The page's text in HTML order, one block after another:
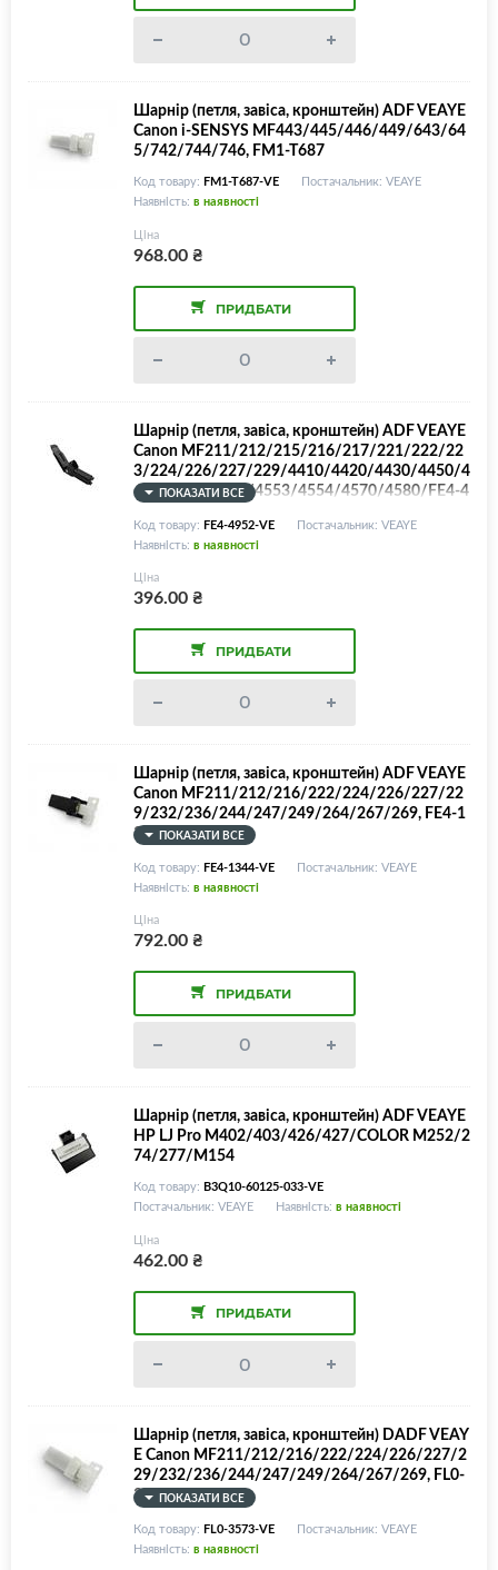
Шарнір (петля, завіса, кронштейн) ADF VEAYE
Canon i-SENSYS MF443/445/446/449/643/64
5/742/744/746, FM1-T687
Код товару: FM1-T687-VE
Постачальник: VEAYE
Наявність: в наявності
Ціна
968.00₴
ПРИДБАТИ
Шарнір (петля, завіса, кронштейн) ADF VEAYE
Canon MF211/212/215/216/217/221/222/22
3/224/226/227/229/4410/4420/4430/4450/4
452/4453/4550/4553/4554/4570/4580/FE4-4
951/FE4-4952/ FC0-1637/FC0-1638/FE2-K710
ПОКАЗАТИ ВСЕ
Код товару: FE4-4952-VE
Постачальник: VEAYE
Наявність: в наявності
Ціна
396.00₴
ПРИДБАТИ
Шарнір (петля, завіса, кронштейн) ADF VEAYE
Canon MF211/212/216/222/224/226/227/22
9/232/236/244/247/249/264/267/269, FE4-1
344ПОКАЗАТИ ВСЕ
Код товару: FE4-1344-VE
Постачальник: VEAYE
Наявність: в наявності
Ціна
792.00₴
ПРИДБАТИ
Шарнір (петля, завіса, кронштейн) ADF VEAYE
HP LJ Pro M402/403/426/427/COLOR M252/2
74/277/M154
Код товару: B3Q10-60125-033-VE
Постачальник: VEAYE
Наявність: в наявності
Ціна
462.00₴
ПРИДБАТИ
Шарнір (петля, завіса, кронштейн) DADF VEAY
E Canon MF211/212/216/222/224/226/227/2
29/232/236/244/247/249/264/267/269, FL0-
3573ПОКАЗАТИ ВСЕ
Код товару: FL0-3573-VE
Постачальник: VEAYE
Наявність: в наявності